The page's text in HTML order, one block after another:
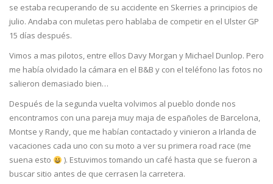
se estaba recuperando de su accidente en Skerries a principios de
julio. Andaba con muletas pero hablaba de competir en el Ulster GP
15 días después.
Vimos a mas pilotos, entre ellos Davy Morgan y Michael Dunlop. Pero
me había olvidado la cámara en el B&B y con el teléfono las fotos no
salieron demasiado bien…
Después de la segunda vuelta volvimos al pueblo donde nos
encontramos con una pareja muy maja de españoles de Barcelona,
Montse y Randy, que me habían contactado y vinieron a Irlanda de
vacaciones cada uno con su moto a ver su primera road race (me
suena esto
). Estuvimos tomando un café hasta que se fueron a
buscar sitio antes de que cerrasen la carretera.